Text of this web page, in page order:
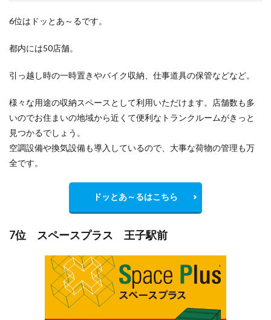
6位はドッとあ～るです。
都内には50店舗。
引っ越し時の一時置きやバイク収納、仕事道具の保管などなど。
様々な用途の収納スペースとして利用いただけます。店舗数も多
いのでお住まいの地域から近くて便利なトランクルームがきっと
見つかるでしょう。
空調設備や換気設備も導入しているので、大事な荷物の管理も万
全です。
ドッとあ～るはこちら
7位 スペースプラス 王子駅前